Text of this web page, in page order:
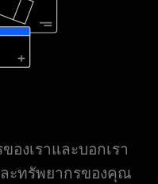
งเราและบอกเรา
ะทรัพยากรของคุณ